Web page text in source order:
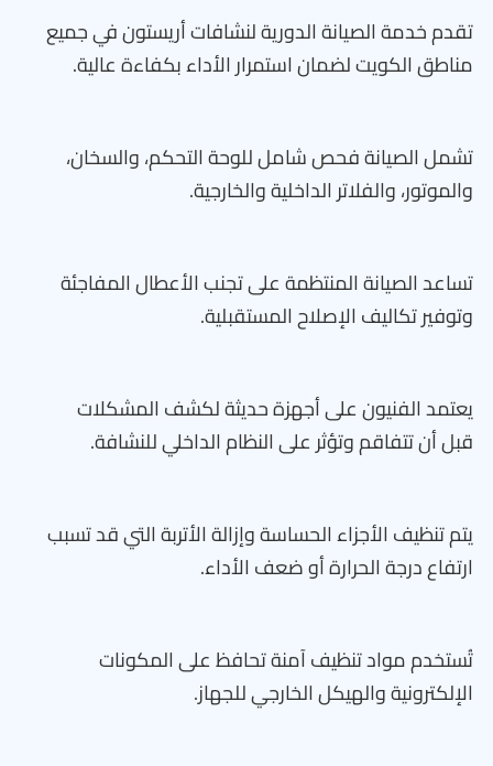
تقدم خدمة الصيانة الدورية لنشافات أريستون في جميع
مناطق الكويت لضمان استمرار الأداء بكفاءة عالية.
تشمل الصيانة فحص شامل للوحة التحكم، والسخان،
والموتور، والفلاتر الداخلية والخارجية.
تساعد الصيانة المنتظمة على تجنب الأعطال المفاجئة
وتوفير تكاليف الإصلاح المستقبلية.
يعتمد الفنيون على أجهزة حديثة لكشف المشكلات
قبل أن تتفاقم وتؤثر على النظام الداخلي للنشافة.
يتم تنظيف الأجزاء الحساسة وإزالة الأتربة التي قد تسبب
ارتفاع درجة الحرارة أو ضعف الأداء.
تُستخدم مواد تنظيف آمنة تحافظ على المكونات
الإلكترونية والهيكل الخارجي للجهاز.